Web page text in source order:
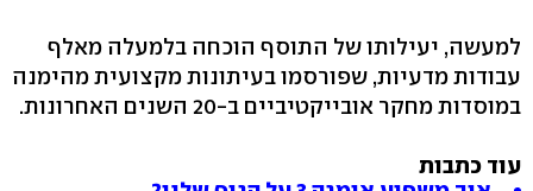
למעשה, יעילותו של התוסף הוכחה בלמעלה מאלף
עבודות מדעיות, שפורסמו בעיתונות מקצועית מהימנה
במוסדות מחקר אובייקטיביים ב-20 השנים האחרונות.
עוד כתבות